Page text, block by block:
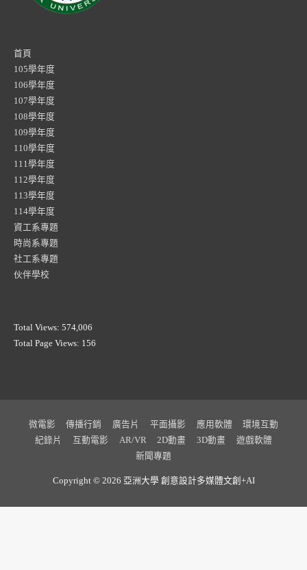
首頁
105學年度
106學年度
107學年度
108學年度
109學年度
110學年度
111學年度
112學年度
113學年度
114學年度
資工系專題
時尚系專題
社工系專題
伙伴學校
Total Views: 574,006
Total Page Views: 156
微電影 傳播行銷 廣告片 平面攝影 應用軟體
環境互動
紀錄片
互動電影 AR/VR 2D動畫 3D動畫
遊戲軟體
新聞專題
Copyright © 2026 亞洲大學 創意設計多媒體文創+AI